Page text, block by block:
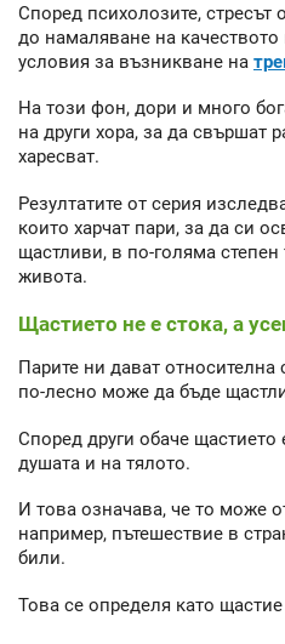
Според психолозите, стресът
до намаляване на
условия за възникване на
На този фон, дори и много
на други хора, за да свършат
харесват.
Резултатите от серия
които харчат пари, за да си
щастливи, в по-голяма степен
живота.
Щастието не е стока, а
Парите ни дават
по-лесно може да бъде
Според други обаче
душата и на тялото.
И това означава, че то може
например, пътешествие в
били.
Това се определя като